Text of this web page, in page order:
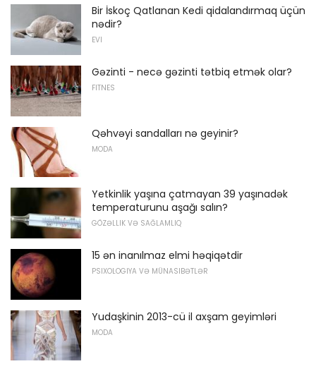
Bir İskoç Qatlanan Kedi qidalandırmaq üçün
nədir?
EVI
Gəzinti - necə gəzinti tətbiq etmək olar?
FITNES
Qəhvəyi sandalları nə geyinir?
MODA
Yetkinlik yaşına çatmayan 39 yaşınadək
temperaturunu aşağı salın?
GÖZƏLLIK VƏ SAĞLAMLIQ
15 ən inanılmaz elmi həqiqətdir
PSIXOLOGIYA VƏ MÜNASIBƏTLƏR
Yudaşkinin 2013-cü il axşam geyimləri
MODA